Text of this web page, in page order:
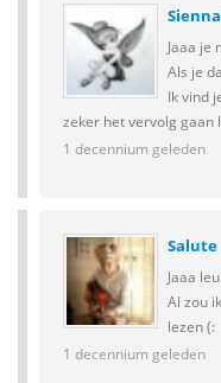
Jaaa je
Als je
Ik vind
zeker het vervolg gaan
1 decennium geleden
Salute
Jaaa
Al zou
lezen (:
1 decennium geleden